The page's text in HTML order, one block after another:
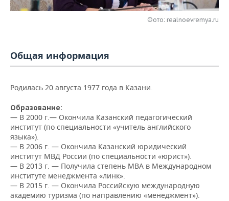
НЕФТЕХИМИЯ
ОПК
УСЛУГИ
МЕДИА
ТЕЛЕКОММУНИКАЦИИ
ВЫЕЗДНАЯ РЕДАКЦИЯ
БИЗНЕС-БРАНЧИ
ONLINE-КОНФЕРЕНЦИИ
ОТКРЫТАЯ ЛЕКЦИЯ
НОВОСТИ СПОРТА
ФУТБОЛ
ХОККЕЙ
БАСКЕТБОЛ
ВОЛЕЙБОЛ
КИБЕРСПОРТ
ОБЩЕСТВО
НОВОСТИ ОБЩЕСТВА
ВЛАСТЬ
ИНФРАСТРУКТУРА
ИСТОРИЯ
КУЛЬТУРА
ФОТОГАЛЕРЕЯ
СЮЖЕТЫ
СПРАВОЧНИК
СПИСОК ПЕРСОН
СПИСОК КОМПАНИЙ
ПОЛНАЯ ВЕРСИЯ
Фото: realnoevremya.ru
Общая информация
Родилась 20 августа 1977 года в Казани.
Образование:
— В 2000 г.— Окончила Казанский педагогический
институт (по специальности «учитель английского
языка»).
— В 2006 г. — Окончила Казанский юридический
институт МВД России (по специальности «юрист»).
— В 2013 г. — Получила степень MBA в Международном
институте менеджмента «линк».
— В 2015 г. — Окончила Российскую международную
академию туризма (по направлению «менеджмент»).